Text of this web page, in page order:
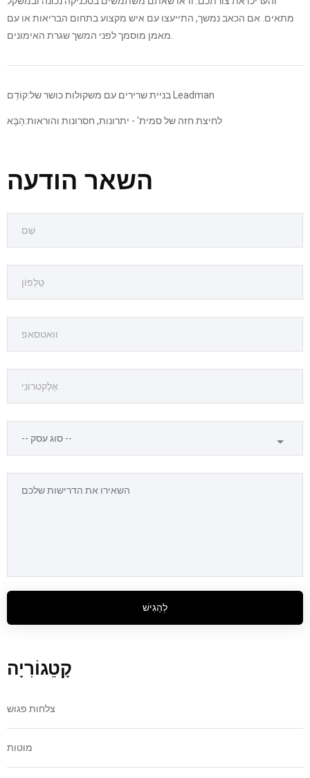
מתאים. אם הכאב נמשך, התייעצו עם איש מקצוע בתחום הבריאות או עם
מאמן מוסמך לפני המשך שגרת האימונים.
קוֹדֵם: בניית שרירים עם משקולות כושר של Leadman
הַבָּא:לחיצת חזה של סמית' - יתרונות, חסרונות והוראות
השאר הודעה
לְהַגִישׁ
קָטֵגוֹרִיָה
צלחות פגוש
מוטות